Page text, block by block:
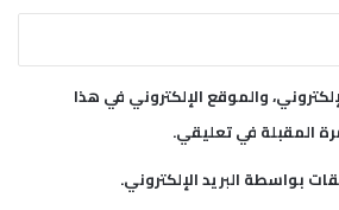
والموقع الإلكتروني في هذا
المقبلة في تعليقي.
بواسطة البريد الإلكتروني.